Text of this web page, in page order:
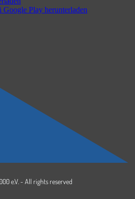
e.V. - All rights reserved